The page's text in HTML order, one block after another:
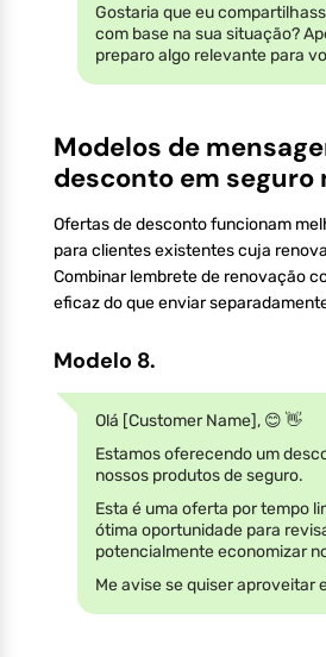
Gostaria que eu
com base na sua situação?
preparo algo relevante para
Modelos de
desconto em seguro
Ofertas de desconto funcionam
para clientes existentes cuja
Combinar lembrete de renovação
eficaz do que enviar
Modelo 8.
Olá [Customer Name], 😊 👋
Estamos oferecendo um
nossos produtos de seguro.
Esta é uma oferta por tempo
ótima oportunidade para
potencialmente economizar
Me avise se quiser aproveitar